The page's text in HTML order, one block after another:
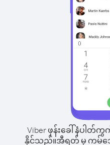
Viber ဖုန်းခေါ်နံပါတ်
နိုင်သည်။အီရတ် မှ ကမ်ဘေ